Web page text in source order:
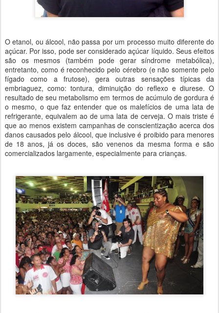
O etanol, ou álcool, não passa por um processo muito diferente do
açúcar. Por isso, pode ser considerado açúcar líquido. Seus efeitos
são os mesmos (também pode gerar síndrome metabólica),
entretanto, como é reconhecido pelo cérebro (e não somente pelo
fígado como a frutose), gera outras sensações típicas da
embriaguez, como: tontura, diminuição do reflexo e diurese. O
resultado de seu metabolismo em termos de acúmulo de gordura é
o mesmo, o que faz entender que os malefícios de uma lata de
refrigerante, equivalem ao de uma lata de cerveja. O mais triste é
que ao menos existem campanhas de conscientização acerca dos
danos causados pelo álcool, que inclusive é proibido para menores
de 18 anos, já os doces, são venenos da mesma forma e são
comercializados largamente, especialmente para crianças.